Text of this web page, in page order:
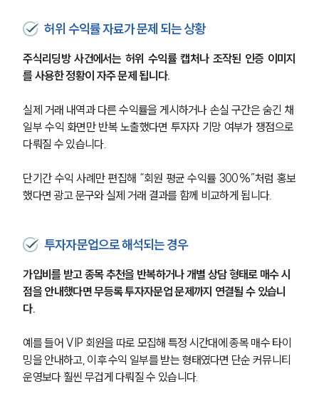
허위 수익률 자료가 문제 되는 상황
주식리딩방 사건에서는 허위 수익률 캡처나 조작된 인증 이미지
를 사용한 정황이 자주 문제 됩니다.
실제 거래 내역과 다른 수익률을 게시하거나 손실 구간은 숨긴 채
일부 수익 화면만 반복 노출했다면 투자자 기망 여부가 쟁점으로
다뤄질 수 있습니다.
단기간 수익 사례만 편집해 “회원 평균 수익률 300%”처럼 홍보
했다면 광고 문구와 실제 거래 결과를 함께 비교하게 됩니다.
투자자문업으로 해석되는 경우
가입비를 받고 종목 추천을 반복하거나 개별 상담 형태로 매수 시
점을 안내했다면 무등록 투자자문업 문제까지 연결될 수 있습니
다.
예를 들어 VIP 회원을 따로 모집해 특정 시간대에 종목 매수 타이
밍을 안내하고, 이후 수익 일부를 받는 형태였다면 단순 커뮤니티
운영보다 훨씬 무겁게 다뤄질 수 있습니다.